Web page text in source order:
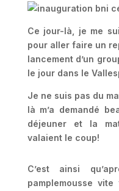
Ce jour-là, je me
pour aller faire un
lancement d’un
le jour dans le
Je ne suis pas du
là m’a demandé
déjeuner et la
valaient le coup!
C’est ainsi
pamplemousse